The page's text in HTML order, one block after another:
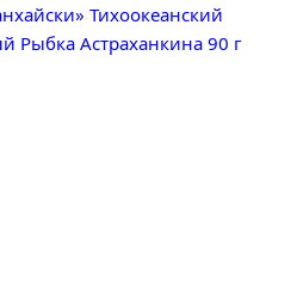
Тихоокеанский
Рыбка Астраханкина 90 г